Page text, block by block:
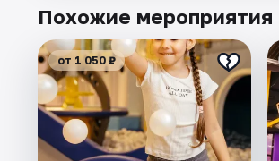
Похожие мероприятия
от 1 050 ₽